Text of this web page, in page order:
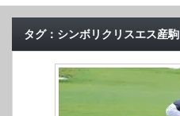
タグ：シンボリクリスエス産駒